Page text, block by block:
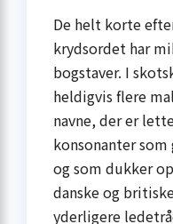
De helt korte
krydsordet har
bogstaver. I
heldigvis flere
navne, der er
konsonanter
og som dukker
danske og
yderligere